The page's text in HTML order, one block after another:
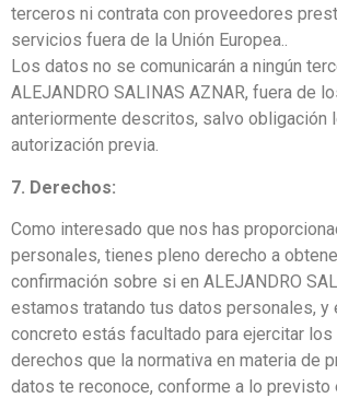
terceros ni contrata con proveedores
servicios fuera de la Unión Europea..
Los datos no se comunicarán a ningún
ALEJANDRO SALINAS AZNAR, fuera de
anteriormente descritos, salvo obligación
autorización previa.
7. Derechos:
Como interesado que nos has
personales, tienes pleno derecho a
confirmación sobre si en ALEJANDRO
estamos tratando tus datos personales, y
concreto estás facultado para ejercitar
derechos que la normativa en materia de
datos te reconoce, conforme a lo previsto